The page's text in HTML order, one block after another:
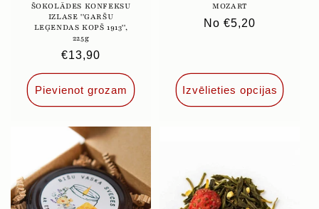
ŠOKOLĀDES KONFEKSU
IZLASE ''GARŠU
LEĢENDAS KOPŠ 1913'',
225g
Parastā
cena
€13,90
Pievienot grozam
MOZART
Parastā
No €5,20
Izvēlieties opcijas